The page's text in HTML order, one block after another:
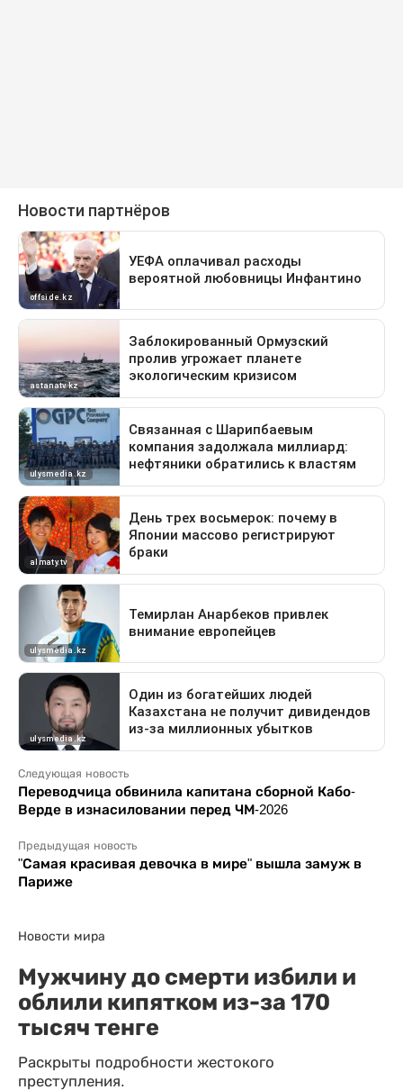
Следующая новость
Переводчица обвинила капитана сборной Кабо-
Верде в изнасиловании перед ЧМ-2026
Предыдущая новость
"Самая красивая девочка в мире" вышла замуж в
Париже
Новости мира
Мужчину до смерти избили и
облили кипятком из-за 170
тысяч тенге
Раскрыты подробности жестокого
преступления.